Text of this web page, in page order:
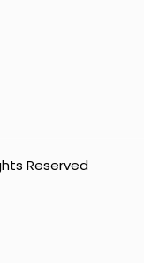
Reserved